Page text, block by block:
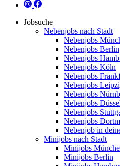
Jobsuche
Nebenjobs nach Stadt
Nebenjobs
Nebenjobs Berlin
Nebenjobs
Nebenjobs Köln
Nebenjobs
Nebenjobs
Nebenjobs
Nebenjobs
Nebenjobs
Nebenjobs
Nebenjob in
Minijobs nach Stadt
Minijobs
Minijobs Berlin